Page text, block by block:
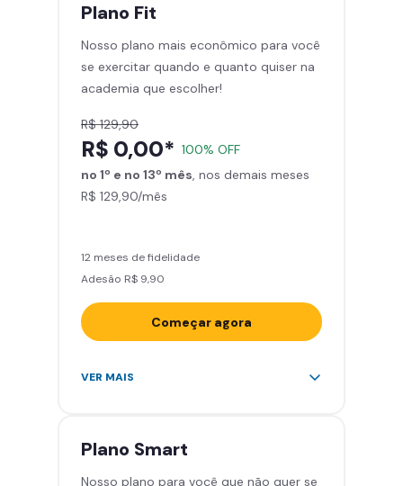
Cadeira de massagem
Área de musculação e aeróbicos
Smart Fit App
Plano Fit
Nosso plano mais econômico para você
se exercitar quando e quanto quiser na
academia que escolher!
R$ 129,90
R$ 0,00* 100% OFF
no 1º e no 13º mês, nos demais meses
R$ 129,90/mês
12 meses de fidelidade
Adesão R$ 9,90
Começar agora
Acesso ilimitado a +2.000
Cadeira de massagem
Área de musculação e aeróbicos
VER MAIS
Plano Smart
Nosso plano para você que não quer se